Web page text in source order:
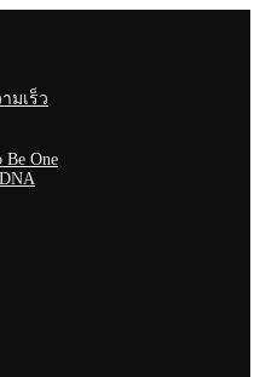
มเร็ว
Be One